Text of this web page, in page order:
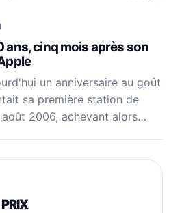
ans, cinq mois après son
un anniversaire au goût
sa première station de
2006, achevant alors…